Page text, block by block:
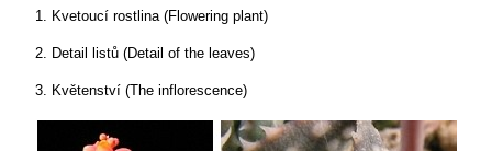
1. Kvetoucí rostlina (Flowering plant)
2. Detail listů (Detail of the leaves)
3. Květenství (The inflorescence)